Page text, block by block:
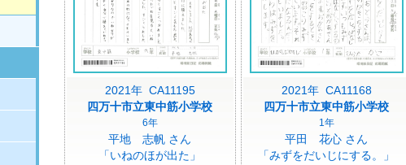
2021年 CA11195
四万十市立東中筋小学校
6年
平地 志帆 さん
「いねのほが出た」
2021年 CA11168
四万十市立東中筋小学校
1年
平田 花心 さん
「みずをだいじにする。」